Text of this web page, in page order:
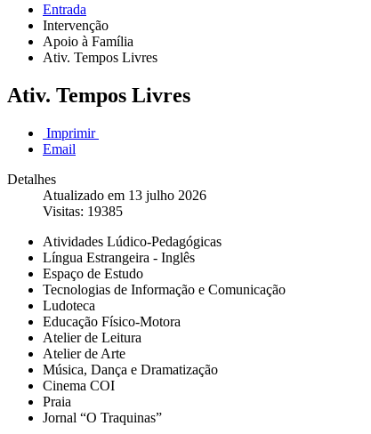
Entrada
Intervenção
Apoio à Família
Ativ. Tempos Livres
Ativ. Tempos Livres
Imprimir
Email
Detalhes
Atualizado em 13 julho 2026
Visitas: 19385
Atividades Lúdico-Pedagógicas
Língua Estrangeira - Inglês
Espaço de Estudo
Tecnologias de Informação e Comunicação
Ludoteca
Educação Físico-Motora
Atelier de Leitura
Atelier de Arte
Música, Dança e Dramatização
Cinema COI
Praia
Jornal “O Traquinas”